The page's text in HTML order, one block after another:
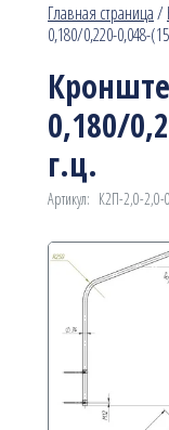
Главная страница/
0,180/0,220-0,048-
0,180/
г.ц.
Артикул: К2П-2,0-